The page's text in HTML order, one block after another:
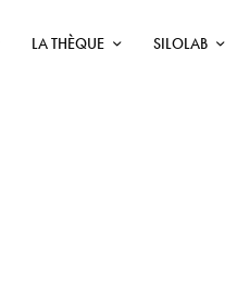
LA THÈQUE SILOLAB